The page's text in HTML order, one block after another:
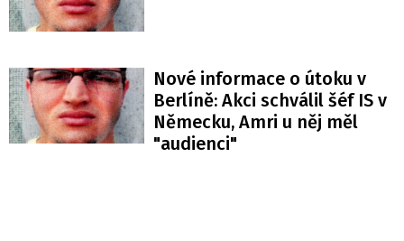
Nové informace o útoku v
Berlíně: Akci schválil šéf IS v
Německu, Amri u něj měl
"audienci"